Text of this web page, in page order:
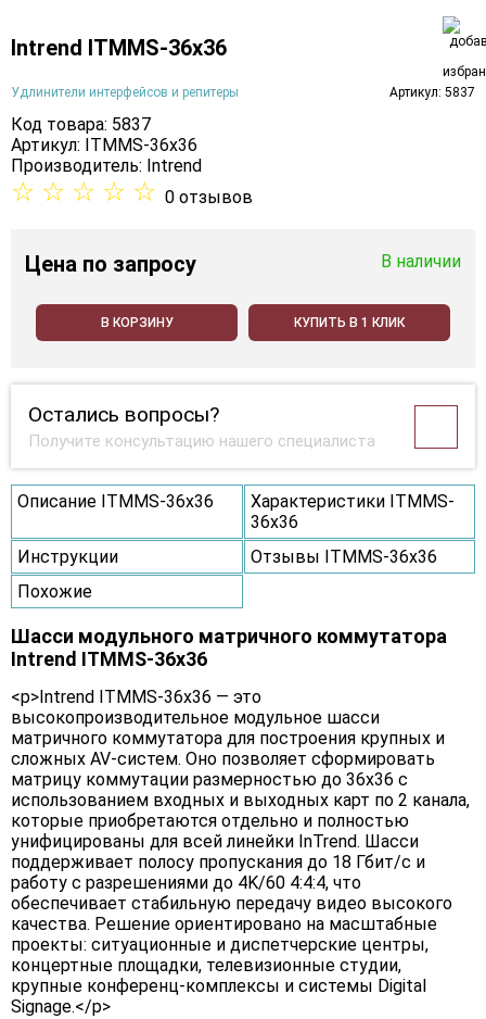
Intrend ITMMS-36x36
Удлинители интерфейсов и репитеры Артикул: 5837
Код товара: 5837
Артикул: ITMMS-36x36
Производитель: Intrend
☆ ☆ ☆ ☆ ☆ 0 отзывов
Цена по запросу В наличии
В КОРЗИНУ КУПИТЬ В 1 КЛИК
Остались вопросы?
Получите консультацию нашего специалиста
Описание ITMMS-36x36
Характеристики ITMMS-
36x36
Инструкции
Отзывы ITMMS-36x36
Похожие
Шасси модульного матричного коммутатора
Intrend ITMMS-36x36
<p>Intrend ITMMS-36x36 — это
высокопроизводительное модульное шасси
матричного коммутатора для построения крупных и
сложных AV-систем. Оно позволяет сформировать
матрицу коммутации размерностью до 36x36 с
использованием входных и выходных карт по 2 канала,
которые приобретаются отдельно и полностью
унифицированы для всей линейки InTrend. Шасси
поддерживает полосу пропускания до 18 Гбит/с и
работу с разрешениями до 4K/60 4:4:4, что
обеспечивает стабильную передачу видео высокого
качества. Решение ориентировано на масштабные
проекты: ситуационные и диспетчерские центры,
концертные площадки, телевизионные студии,
крупные конференц-комплексы и системы Digital
Signage.</p>